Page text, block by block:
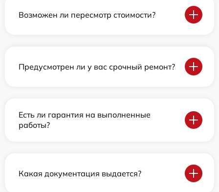
Возможен ли пересмотр стоимости?
Предусмотрен ли у вас срочный ремонт?
Есть ли гарантия на выполненные
работы?
Какая документация выдается?